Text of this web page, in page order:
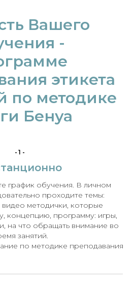
Вашего
-
этикета
по методике
Бенуа
-1-
график обучения. В личном
проходите темы:
методички, которые
концепцию, программу: игры,
на что обращать внимание во
занятий.
по методике преподавания